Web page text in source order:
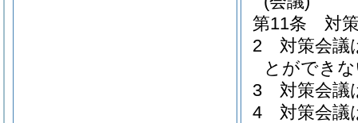
第11条
対
2
対策会議
とができ
3
対策会議
4
対策会議